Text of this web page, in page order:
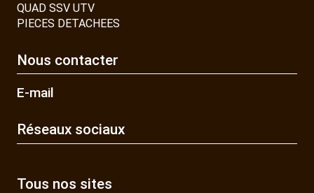
QUAD SSV UTV
PIECES DETACHEES
Nous contacter
E-mail
Réseaux sociaux
Tous nos sites